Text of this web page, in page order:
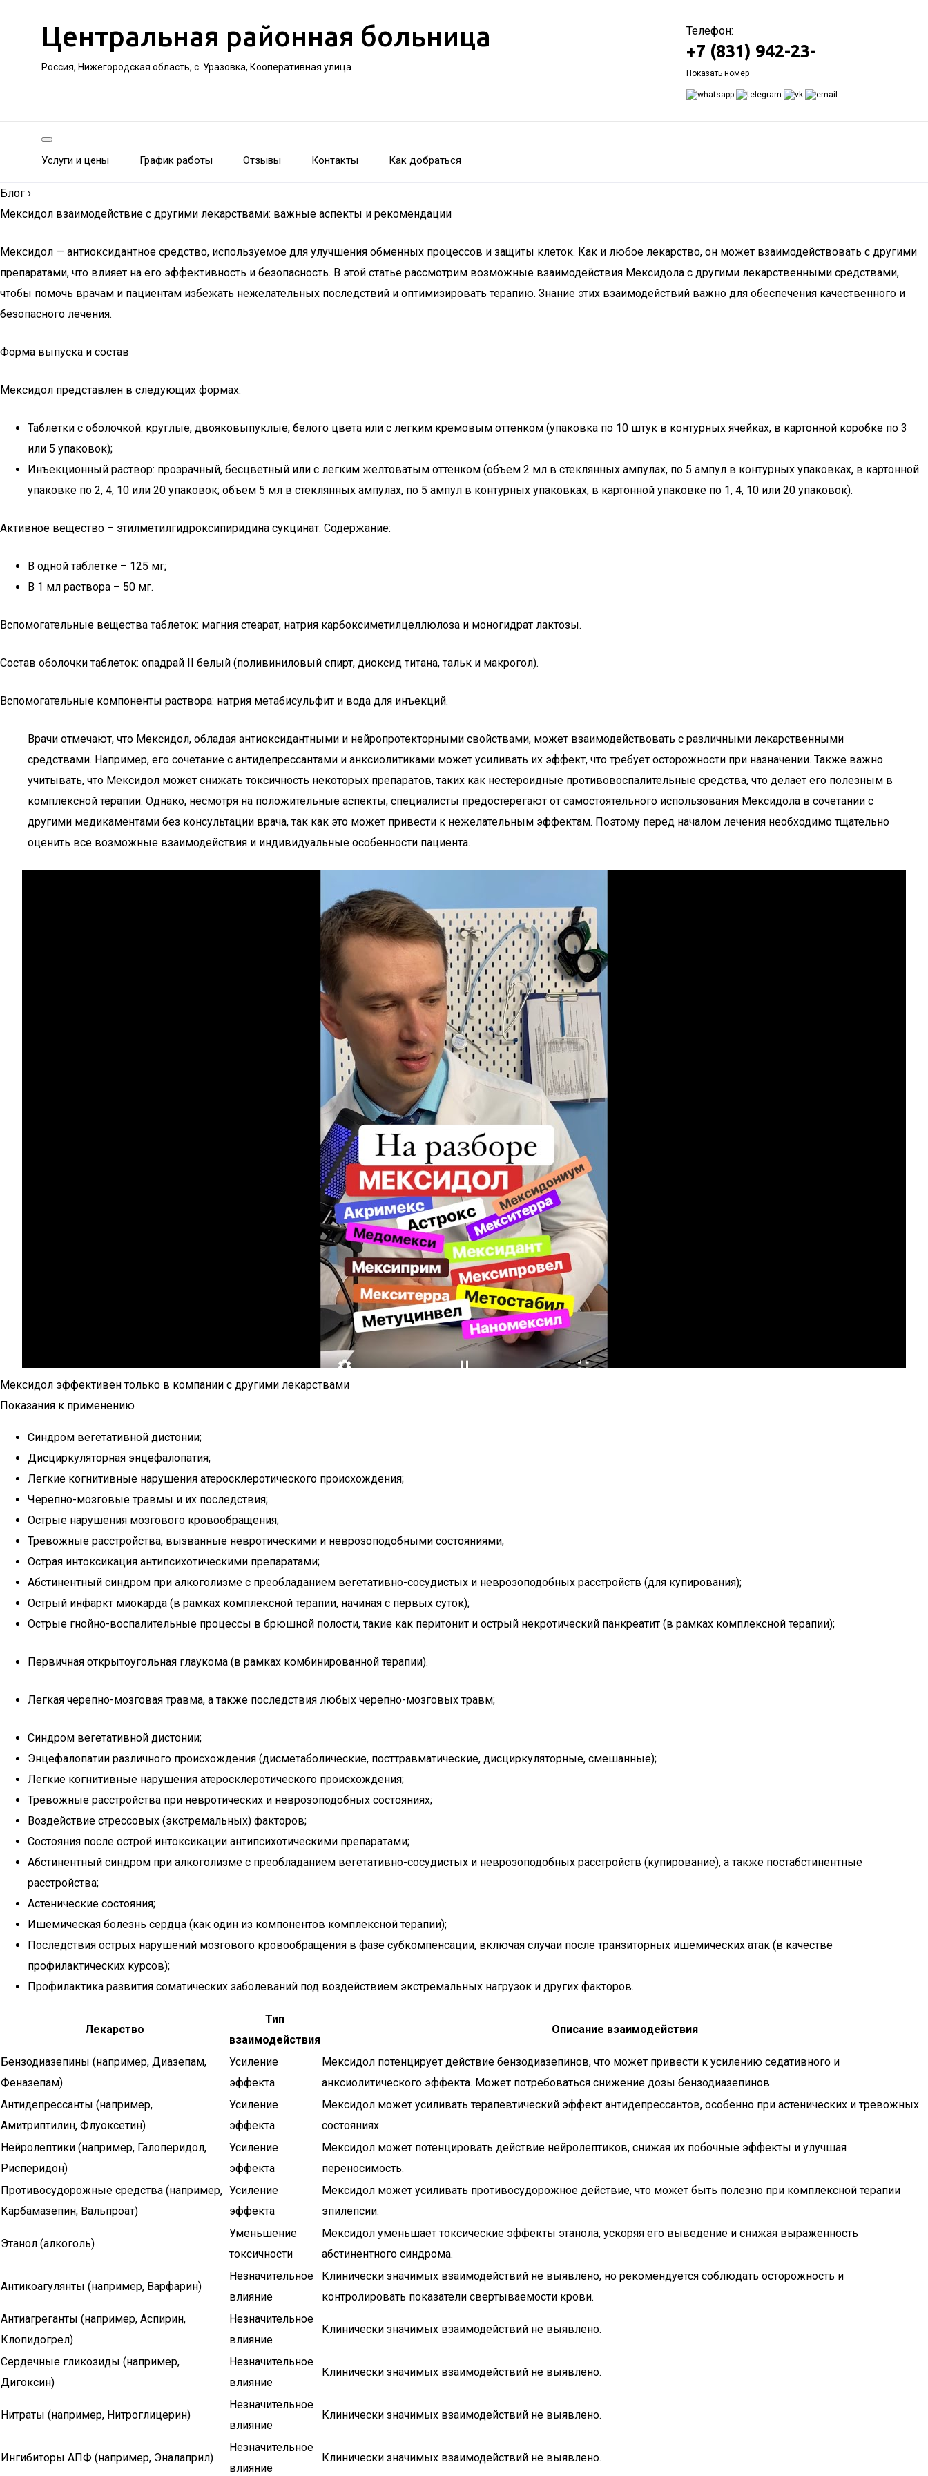
Центральная районная больница
Россия, Нижегородская область, с. Уразовка, Кооперативная улица
Телефон:
+7 (831) 942-23-
Показать номер
Услуги и цены График работы Отзывы Контакты Как добраться
Блог ›
Мексидол взаимодействие с другими лекарствами: важные аспекты и рекомендации
Мексидол — антиоксидантное средство, используемое для улучшения обменных процессов и защиты клеток. Как и любое лекарство, он может взаимодействовать с другими
препаратами, что влияет на его эффективность и безопасность. В этой статье рассмотрим возможные взаимодействия Мексидола с другими лекарственными средствами,
чтобы помочь врачам и пациентам избежать нежелательных последствий и оптимизировать терапию. Знание этих взаимодействий важно для обеспечения качественного и
безопасного лечения.
Форма выпуска и состав
Мексидол представлен в следующих формах:
Таблетки с оболочкой: круглые, двояковыпуклые, белого цвета или с легким кремовым оттенком (упаковка по 10 штук в контурных ячейках, в картонной коробке по 3
или 5 упаковок);
Инъекционный раствор: прозрачный, бесцветный или с легким желтоватым оттенком (объем 2 мл в стеклянных ампулах, по 5 ампул в контурных упаковках, в картонной
упаковке по 2, 4, 10 или 20 упаковок; объем 5 мл в стеклянных ампулах, по 5 ампул в контурных упаковках, в картонной упаковке по 1, 4, 10 или 20 упаковок).
Активное вещество – этилметилгидроксипиридина сукцинат. Содержание:
В одной таблетке – 125 мг;
В 1 мл раствора – 50 мг.
Вспомогательные вещества таблеток: магния стеарат, натрия карбоксиметилцеллюлоза и моногидрат лактозы.
Состав оболочки таблеток: опадрай II белый (поливиниловый спирт, диоксид титана, тальк и макрогол).
Вспомогательные компоненты раствора: натрия метабисульфит и вода для инъекций.
Врачи отмечают, что Мексидол, обладая антиоксидантными и нейропротекторными свойствами, может взаимодействовать с различными лекарственными
средствами. Например, его сочетание с антидепрессантами и анксиолитиками может усиливать их эффект, что требует осторожности при назначении. Также важно
учитывать, что Мексидол может снижать токсичность некоторых препаратов, таких как нестероидные противовоспалительные средства, что делает его полезным в
комплексной терапии. Однако, несмотря на положительные аспекты, специалисты предостерегают от самостоятельного использования Мексидола в сочетании с
другими медикаментами без консультации врача, так как это может привести к нежелательным эффектам. Поэтому перед началом лечения необходимо тщательно
оценить все возможные взаимодействия и индивидуальные особенности пациента.
Мексидол эффективен только в компании с другими лекарствами
Показания к применению
Синдром вегетативной дистонии;
Дисциркуляторная энцефалопатия;
Легкие когнитивные нарушения атеросклеротического происхождения;
Черепно-мозговые травмы и их последствия;
Острые нарушения мозгового кровообращения;
Тревожные расстройства, вызванные невротическими и неврозоподобными состояниями;
Острая интоксикация антипсихотическими препаратами;
Абстинентный синдром при алкоголизме с преобладанием вегетативно-сосудистых и неврозоподобных расстройств (для купирования);
Острый инфаркт миокарда (в рамках комплексной терапии, начиная с первых суток);
Острые гнойно-воспалительные процессы в брюшной полости, такие как перитонит и острый некротический панкреатит (в рамках комплексной терапии);
Первичная открытоугольная глаукома (в рамках комбинированной терапии).
Легкая черепно-мозговая травма, а также последствия любых черепно-мозговых травм;
Синдром вегетативной дистонии;
Энцефалопатии различного происхождения (дисметаболические, посттравматические, дисциркуляторные, смешанные);
Легкие когнитивные нарушения атеросклеротического происхождения;
Тревожные расстройства при невротических и неврозоподобных состояниях;
Воздействие стрессовых (экстремальных) факторов;
Состояния после острой интоксикации антипсихотическими препаратами;
Абстинентный синдром при алкоголизме с преобладанием вегетативно-сосудистых и неврозоподобных расстройств (купирование), а также постабстинентные
расстройства;
Астенические состояния;
Ишемическая болезнь сердца (как один из компонентов комплексной терапии);
Последствия острых нарушений мозгового кровообращения в фазе субкомпенсации, включая случаи после транзиторных ишемических атак (в качестве
профилактических курсов);
Профилактика развития соматических заболеваний под воздействием экстремальных нагрузок и других факторов.
Лекарство
Тип
взаимодействия
Описание взаимодействия
Бензодиазепины (например, Диазепам,
Феназепам)
Усиление
эффекта
Мексидол потенцирует действие бензодиазепинов, что может привести к усилению седативного и
анксиолитического эффекта. Может потребоваться снижение дозы бензодиазепинов.
Антидепрессанты (например,
Амитриптилин, Флуоксетин)
Усиление
эффекта
Мексидол может усиливать терапевтический эффект антидепрессантов, особенно при астенических и тревожных
состояниях.
Нейролептики (например, Галоперидол,
Рисперидон)
Усиление
эффекта
Мексидол может потенцировать действие нейролептиков, снижая их побочные эффекты и улучшая
переносимость.
Противосудорожные средства (например,
Карбамазепин, Вальпроат)
Усиление
эффекта
Мексидол может усиливать противосудорожное действие, что может быть полезно при комплексной терапии
эпилепсии.
Этанол (алкоголь)
Уменьшение
токсичности
Мексидол уменьшает токсические эффекты этанола, ускоряя его выведение и снижая выраженность
абстинентного синдрома.
Антикоагулянты (например, Варфарин)
Незначительное
влияние
Клинически значимых взаимодействий не выявлено, но рекомендуется соблюдать осторожность и
контролировать показатели свертываемости крови.
Антиагреганты (например, Аспирин,
Клопидогрел)
Незначительное
влияние
Клинически значимых взаимодействий не выявлено.
Сердечные гликозиды (например,
Дигоксин)
Незначительное
влияние
Клинически значимых взаимодействий не выявлено.
Нитраты (например, Нитроглицерин)
Незначительное
влияние
Клинически значимых взаимодействий не выявлено.
Ингибиторы АПФ (например, Эналаприл)
Незначительное
влияние
Клинически значимых взаимодействий не выявлено.